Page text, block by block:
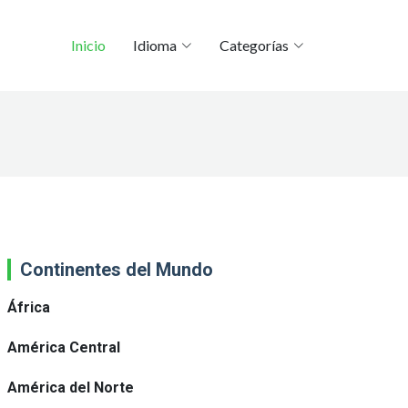
Inicio Idioma Categorías
Continentes del Mundo
África
América Central
América del Norte